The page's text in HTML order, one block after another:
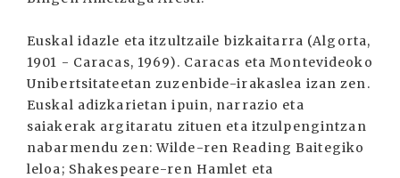
Euskal idazle eta itzultzaile bizkaitarra (Algorta,
1901 - Caracas, 1969). Caracas eta Montevideoko
Unibertsitateetan zuzenbide-irakaslea izan zen.
Euskal adizkarietan ipuin, narrazio eta
saiakerak argitaratu zituen eta itzulpengintzan
nabarmendu zen: Wilde-ren Reading Baitegiko
leloa; Shakespeare-ren Hamlet eta